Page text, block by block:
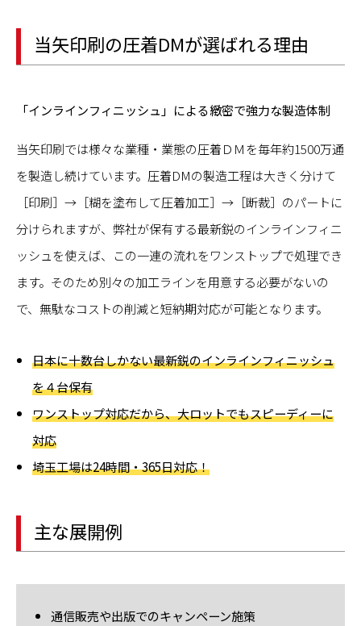
当矢印刷の圧着DMが選ばれる理由
「インラインフィニッシュ」による緻密で強力な製造体制
当矢印刷では様々な業種・業態の圧着ＤＭを毎年約1500万通
を製造し続けています。圧着DMの製造工程は大きく分けて
［印刷］→［糊を塗布して圧着加工］→［断裁］のパートに
分けられますが、弊社が保有する最新鋭のインラインフィニ
ッシュを使えば、この一連の流れをワンストップで処理でき
ます。そのため別々の加工ラインを用意する必要がないの
で、無駄なコストの削減と短納期対応が可能となります。
日本に十数台しかない最新鋭のインラインフィニッシュ
を４台保有
ワンストップ対応だから、大ロットでもスピーディーに
対応
埼玉工場は24時間・365日対応！
主な展開例
通信販売や出版でのキャンペーン施策